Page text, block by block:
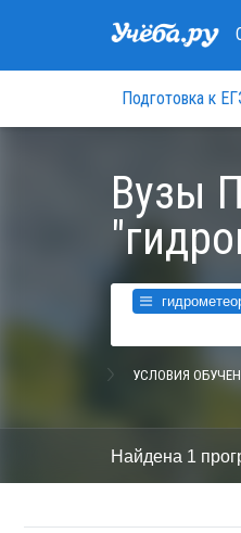
Подготовка к
Вузы
УСЛОВИЯ
Найдена 1